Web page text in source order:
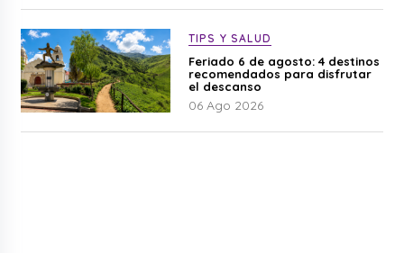
TIPS Y SALUD
Feriado 6 de agosto: 4 destinos
recomendados para disfrutar
el descanso
06 Ago 2026